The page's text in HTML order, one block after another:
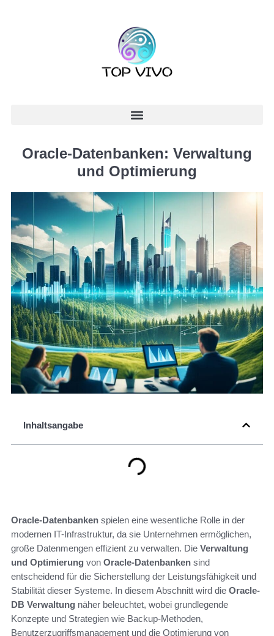
Oracle-Datenbanken: Verwaltung
und Optimierung
Inhaltsangabe
Oracle-Datenbanken spielen eine wesentliche Rolle in der
modernen IT-Infrastruktur, da sie Unternehmen ermöglichen,
große Datenmengen effizient zu verwalten. Die Verwaltung
und Optimierung von Oracle-Datenbanken sind
entscheidend für die Sicherstellung der Leistungsfähigkeit und
Stabilität dieser Systeme. In diesem Abschnitt wird die Oracle-
DB Verwaltung näher beleuchtet, wobei grundlegende
Konzepte und Strategien wie Backup-Methoden,
Benutzerzugriffsmanagement und die Optimierung von